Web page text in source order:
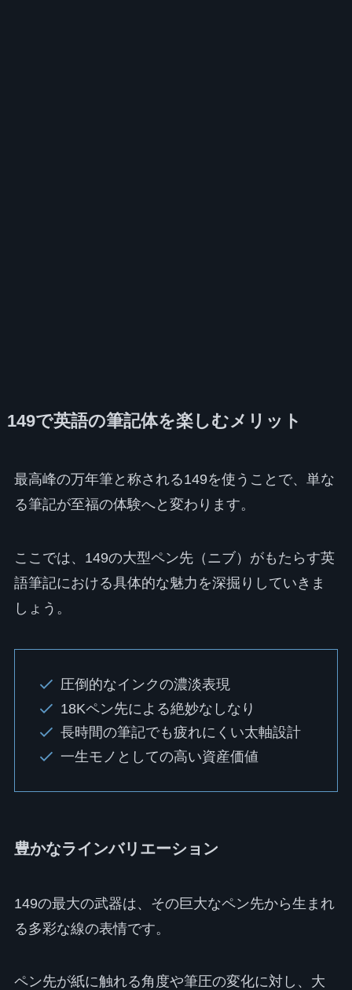
149で英語の筆記体を楽しむメリット
最高峰の万年筆と称される149を使うことで、単な
る筆記が至福の体験へと変わります。
ここでは、149の大型ペン先（ニブ）がもたらす英
語筆記における具体的な魅力を深掘りしていきま
しょう。
圧倒的なインクの濃淡表現
18Kペン先による絶妙なしなり
長時間の筆記でも疲れにくい太軸設計
一生モノとしての高い資産価値
豊かなラインバリエーション
149の最大の武器は、その巨大なペン先から生まれ
る多彩な線の表情です。
ペン先が紙に触れる角度や筆圧の変化に対し、大